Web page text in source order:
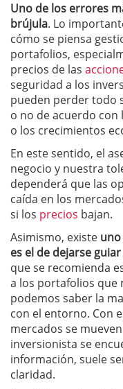
Uno de los errores
brújula. Lo
cómo se piensa
portafolios,
precios de las
seguridad a los
pueden perder todo
o no de acuerdo
o los crecimientos
En este sentido, el
negocio y nuestra
dependerá que las
caída en los
si los precios bajan.
Asimismo, existe
es el de dejarse
que se recomienda
a los portafolios que
podemos saber la
con el entorno. Con
mercados se
inversionista se
información, suele
claridad.